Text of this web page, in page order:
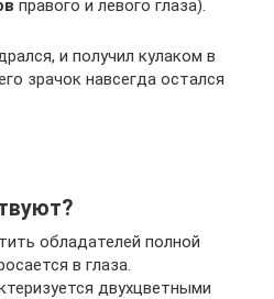
правого и левого глаза).
и получил кулаком в
зрачок навсегда остался
обладателей полной
в глаза.
двухцветными